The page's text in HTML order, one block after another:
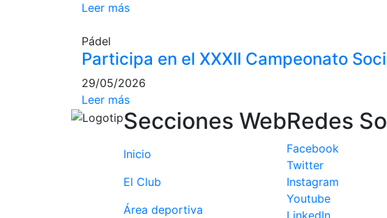
Leer más
Pádel
Participa en el XXXII Campeonato
29/05/2026
Leer más
Secciones Web
Inicio
El Club
Área deportiva
Redes
Facebook
Twitter
Instagram
Youtube
LinkedIn